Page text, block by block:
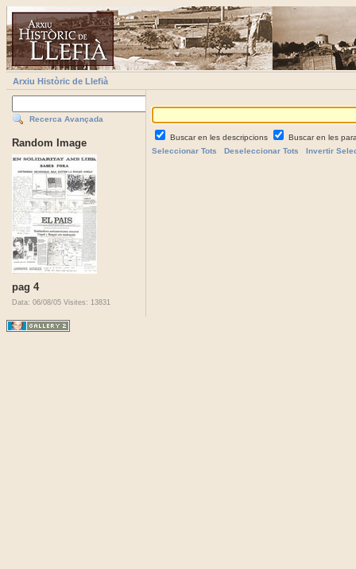
Arxiu Històric de Llefià
Recerca Avançada
Random Image
pag 4
Data: 06/08/05 Visites: 13831
Buscar en les descripcions
Buscar en les
Seleccionar Tots
Deseleccionar Tots Invertir